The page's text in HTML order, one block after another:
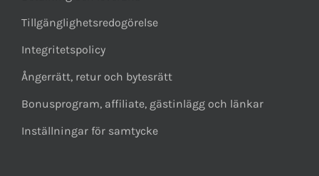
Tillgänglighetsredogörelse
Integritetspolicy
Ångerrätt, retur och bytesrätt
Bonusprogram, affiliate, gästinlägg och länkar
Inställningar för samtycke